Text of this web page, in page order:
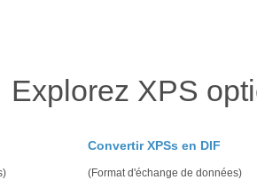
Explorez XPS
Convertir XPSs en DIF
(Format d'échange de données)